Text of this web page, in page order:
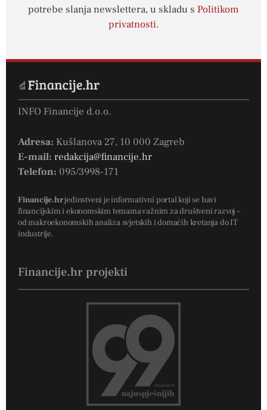
potrebe slanja newslettera, u skladu s Politikom
privatnosti.
INFO Financije d.o.o.
Adresa: Kušlanova 27, 10 000 Zagreb
E-mail: redakcija@financije.hr
Telefon: 095/3998-171
Financije.hrjedinstveni je informativni portal koji se bavi
financijskim i ekonomskim temama važnim za društveni razvoj –
od makroekonomskih analiza svjetskih i domaćih kretanja do IT
industrije.
Financije.hr projekti